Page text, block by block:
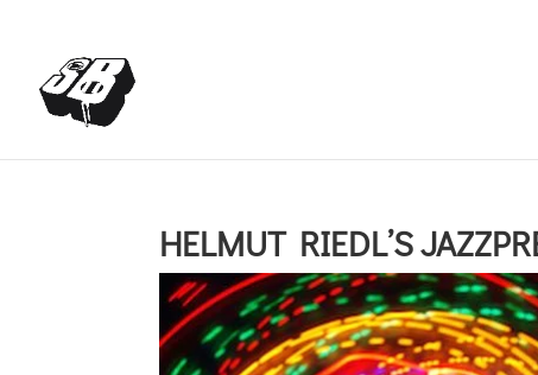
HELMUT RIEDL’S